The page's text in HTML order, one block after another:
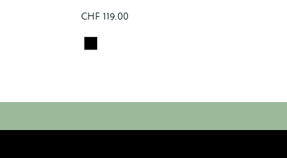
CHF 119.00
Colour
Faded Black